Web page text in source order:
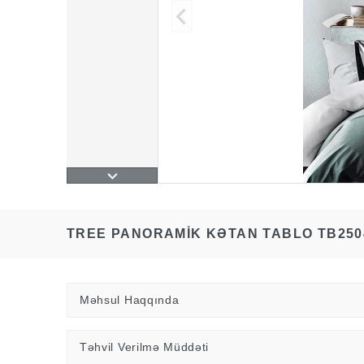
TREE PANORAMIK KƏTAN TABLO
Məhsul Haqqında
Təhvil Verilmə Müddəti